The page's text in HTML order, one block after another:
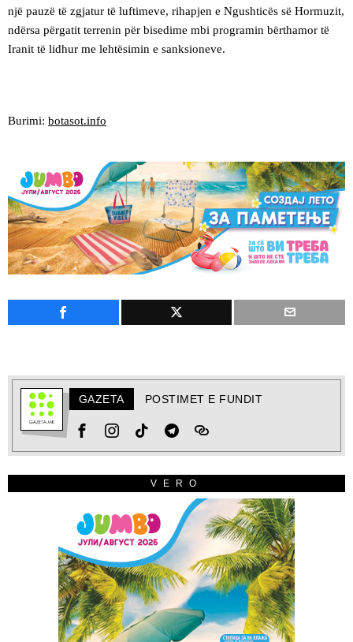
një pauzë të zgjatur të luftimeve, rihapjen e Ngushticës së Hormuzit,
ndërsa përgatit terrenin për bisedime mbi programin bërthamor të
Iranit të lidhur me lehtësimin e sanksioneve.
Burimi: botasot.info
GAZETA POSTIMET E FUNDIT
VERO